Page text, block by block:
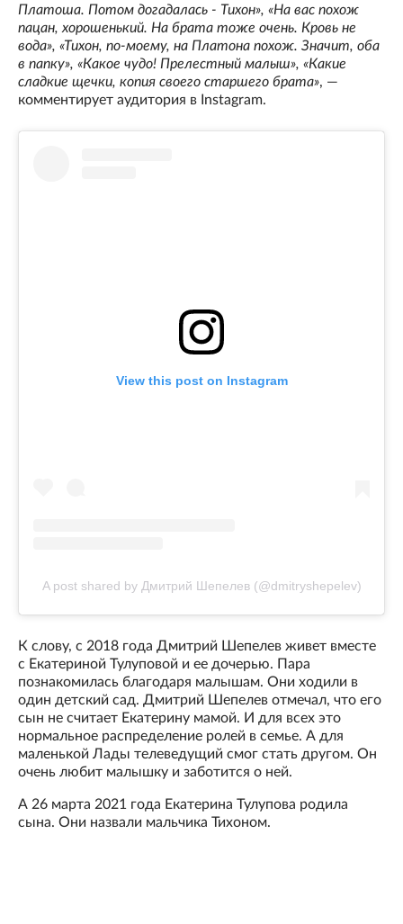
Платоша. Потом догадалась - Тихон», «На вас похож
пацан, хорошенький. На брата тоже очень. Кровь не
вода», «Тихон, по-моему, на Платона похож. Значит, оба
в папку», «Какое чудо! Прелестный малыш», «Какие
сладкие щечки, копия своего старшего брата», —
комментирует аудитория в Instagram.
View this post on Instagram
A post shared by Дмитрий Шепелев (@dmitryshepelev)
К слову, с 2018 года Дмитрий Шепелев живет вместе
с Екатериной Тулуповой и ее дочерью. Пара
познакомилась благодаря малышам. Они ходили в
один детский сад. Дмитрий Шепелев отмечал, что его
сын не считает Екатерину мамой. И для всех это
нормальное распределение ролей в семье. А для
маленькой Лады телеведущий смог стать другом. Он
очень любит малышку и заботится о ней.
А 26 марта 2021 года Екатерина Тулупова родила
сына. Они назвали мальчика Тихоном.